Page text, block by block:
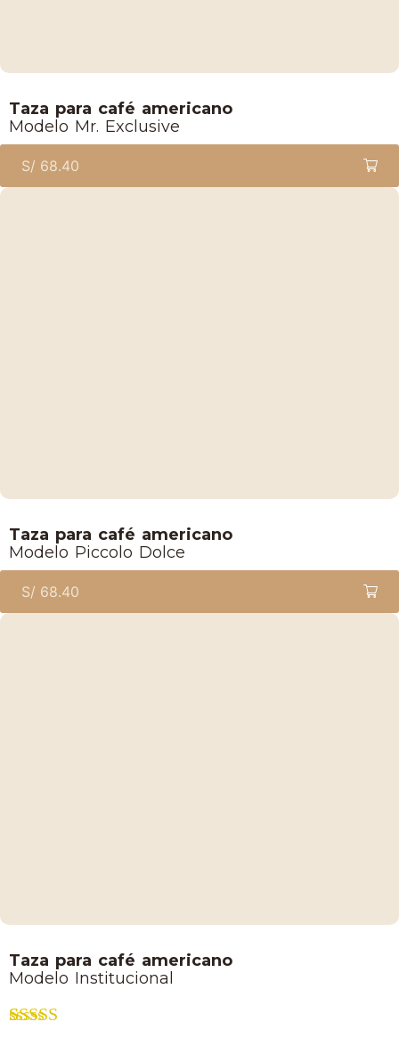
Taza para café americano
Modelo Mr. Exclusive
S/ 68.40
Taza para café americano
Modelo Piccolo Dolce
S/ 68.40
Taza para café americano
Modelo Institucional